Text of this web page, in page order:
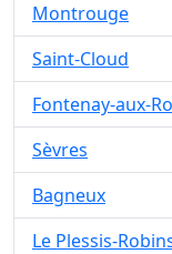
Montrouge
Saint-Cloud
Fontenay-aux-
Sèvres
Bagneux
Le Plessis-